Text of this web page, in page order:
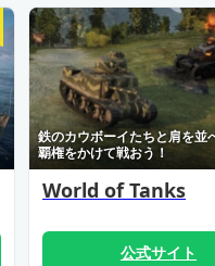
World of Tanks
鉄のカウボーイたちと肩を並
覇権をかけて戦おう！
公式サイト